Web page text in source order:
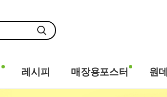
레시피 매장용포스터 원